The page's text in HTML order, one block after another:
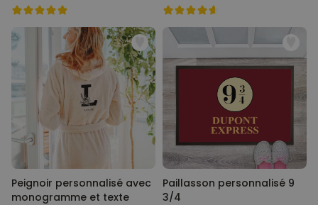
Peignoir personnalisé avec
monogramme et texte
Paillasson personnalisé 9
3/4